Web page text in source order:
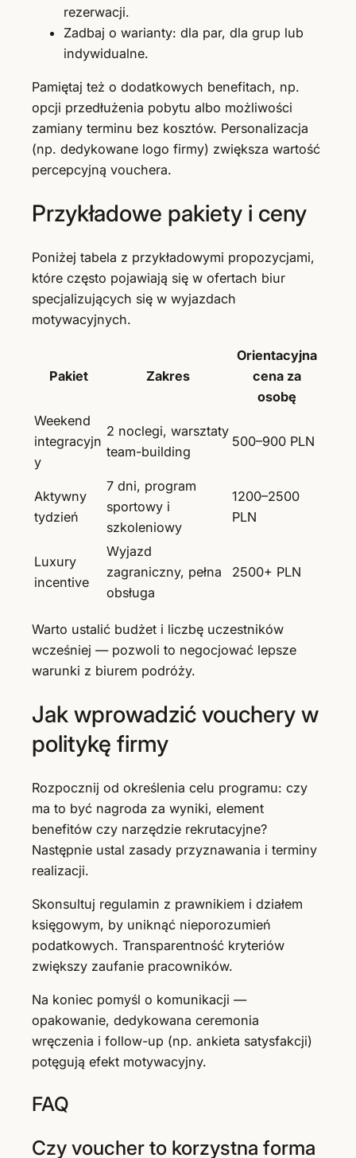
rezerwacji.
Zadbaj o warianty: dla par, dla grup lub
indywidualne.
Pamiętaj też o dodatkowych benefitach, np.
opcji przedłużenia pobytu albo możliwości
zamiany terminu bez kosztów. Personalizacja
(np. dedykowane logo firmy) zwiększa wartość
percepcyjną vouchera.
Przykładowe pakiety i ceny
Poniżej tabela z przykładowymi propozycjami,
które często pojawiają się w ofertach biur
specjalizujących się w wyjazdach
motywacyjnych.
Pakiet Zakres
Orientacyjna
cena za
osobę
Weekend
integracyjn
y
2 noclegi, warsztaty
team-building
500–900 PLN
Aktywny
tydzień
7 dni, program
sportowy i
szkoleniowy
1200–2500
PLN
Luxury
incentive
Wyjazd
zagraniczny, pełna
obsługa
2500+ PLN
Warto ustalić budżet i liczbę uczestników
wcześniej — pozwoli to negocjować lepsze
warunki z biurem podróży.
Jak wprowadzić vouchery w
politykę firmy
Rozpocznij od określenia celu programu: czy
ma to być nagroda za wyniki, element
benefitów czy narzędzie rekrutacyjne?
Następnie ustal zasady przyznawania i terminy
realizacji.
Skonsultuj regulamin z prawnikiem i działem
księgowym, by uniknąć nieporozumień
podatkowych. Transparentność kryteriów
zwiększy zaufanie pracowników.
Na koniec pomyśl o komunikacji —
opakowanie, dedykowana ceremonia
wręczenia i follow-up (np. ankieta satysfakcji)
potęgują efekt motywacyjny.
FAQ
Czy voucher to korzystna forma